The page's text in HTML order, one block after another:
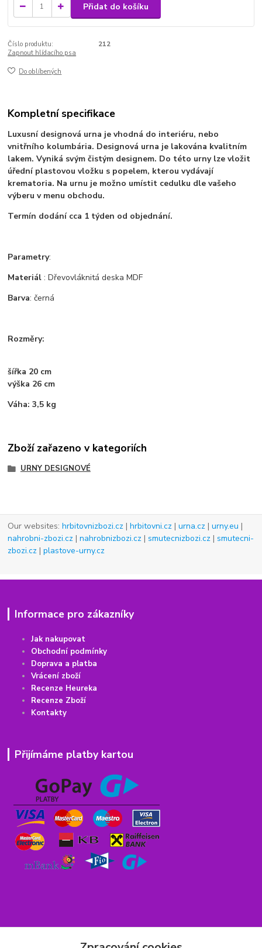
Přidat do košíku
Číslo produktu:
212
Zapnout hlídacího psa
Do oblíbených
Kompletní specifikace
Luxusní designová urna je vhodná do interiéru, nebo
vnitřního kolumbária. Designová urna je lakována kvalitním
lakem. Vyniká svým čistým designem. Do této urny lze vložit
úřední plastovou vložku s popelem, kterou vydávají
krematoria. Na urnu je možno umístit cedulku dle vašeho
výberu v menu obchodu.
Termín dodání cca 1 týden od objednání.
Parametry:
Materiál : Dřevovláknitá deska MDF
Barva: černá
Rozměry:
šířka 20 cm
výška 26 cm
Váha: 3,5 kg
Zboží zařazeno v kategoriích
URNY DESIGNOVÉ
Our websites:hrbitovnizbozi.cz |hrbitovni.cz |urna.cz |urny.eu |
nahrobni-zbozi.cz |nahrobnizbozi.cz |smutecnizbozi.cz |smutecni-
zbozi.cz |plastove-urny.cz
Informace pro zákazníky
Jak nakupovat
Obchodní podmínky
Doprava a platba
Vrácení zboží
Recenze Heureka
Recenze Zboží
Kontakty
Přijímáme platby kartou